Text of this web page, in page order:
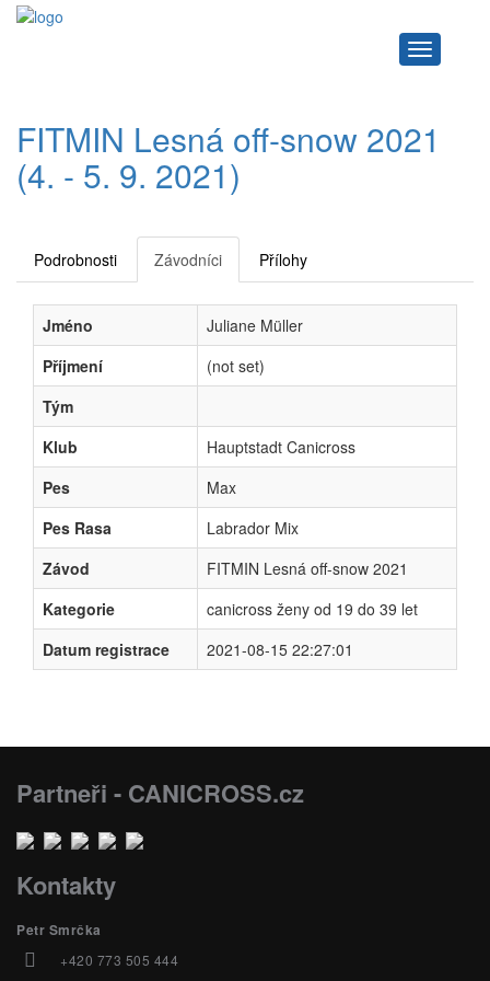
Navigace
FITMIN Lesná off-snow 2021
(4. - 5. 9. 2021)
Podrobnosti Závodníci Přílohy
Jméno
Juliane Müller
Příjmení
(not set)
Tým
Klub
Hauptstadt Canicross
Pes
Max
Pes Rasa
Labrador Mix
Závod
FITMIN Lesná off-snow 2021
Kategorie
canicross ženy od 19 do 39 let
Datum registrace
2021-08-15 22:27:01
Partneři - CANICROSS.cz
Kontakty
Petr Smrčka
+420 773 505 444